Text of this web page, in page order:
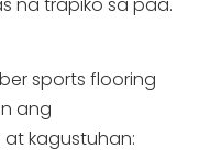
sports flooring
ang
kagustuhan: